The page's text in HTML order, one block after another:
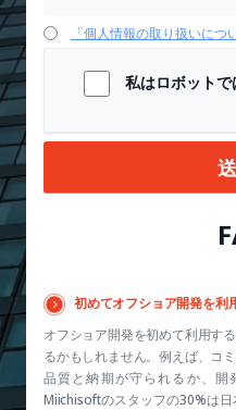
「個人情報の取り扱いにつ
私はロボットで
初めてオフショア開発を利
オフショア開発を初めて利用す
るかもしれません。例えば、コ
品質と納期が守られるか、開
Miichisoftのスタッフの30%は